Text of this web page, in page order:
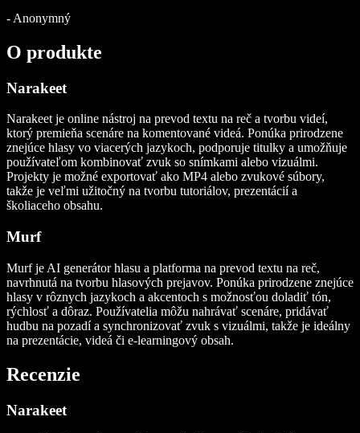
- Anonymný
O produkte
Narakeet
Narakeet je online nástroj na prevod textu na reč a tvorbu videí,
ktorý premieňa scenáre na komentované videá. Ponúka prirodzene
znejúce hlasy vo viacerých jazykoch, podporuje titulky a umožňuje
používateľom kombinovať zvuk so snímkami alebo vizuálmi.
Projekty je možné exportovať ako MP4 alebo zvukové súbory,
takže je veľmi užitočný na tvorbu tutoriálov, prezentácií a
školiaceho obsahu.
Murf
Murf je AI generátor hlasu a platforma na prevod textu na reč,
navrhnutá na tvorbu hlasových prejavov. Ponúka prirodzene znejúce
hlasy v rôznych jazykoch a akcentoch s možnosťou doladiť tón,
rýchlosť a dôraz. Používatelia môžu nahrávať scenáre, pridávať
hudbu na pozadí a synchronizovať zvuk s vizuálmi, takže je ideálny
na prezentácie, videá či e‑learningový obsah.
Recenzie
Narakeet